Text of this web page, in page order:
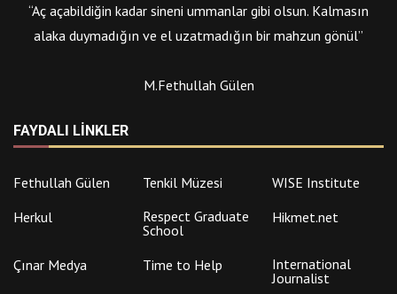
“Aç açabildiğin kadar sineni ummanlar gibi olsun. Kalmasın
alaka duymadığın ve el uzatmadığın bir mahzun gönül”
M.Fethullah Gülen
FAYDALI LINKLER
Fethullah Gülen Tenkil Müzesi
WISE Institute
Herkul
Respect Graduate
School
Hikmet.net
Çınar Medya Time to Help
International
Journalist